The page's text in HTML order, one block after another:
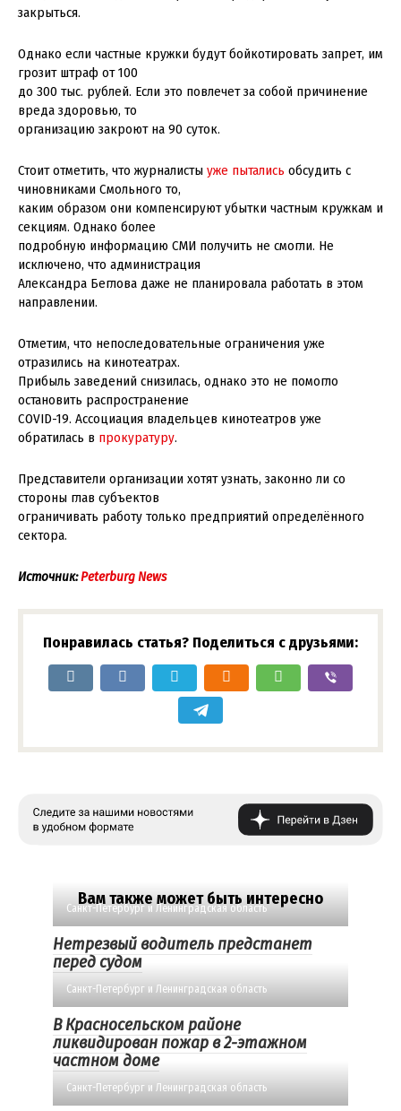
закрыться.
Однако если частные кружки будут бойкотировать запрет, им
грозит штраф от 100
до 300 тыс. рублей. Если это повлечет за собой причинение
вреда здоровью, то
организацию закроют на 90 суток.
Стоит отметить, что журналисты уже пытались обсудить с
чиновниками Смольного то,
каким образом они компенсируют убытки частным кружкам и
секциям. Однако более
подробную информацию СМИ получить не смогли. Не
исключено, что администрация
Александра Беглова даже не планировала работать в этом
направлении.
Отметим, что непоследовательные ограничения уже
отразились на кинотеатрах.
Прибыль заведений снизилась, однако это не помогло
остановить распространение
COVID-19. Ассоциация владельцев кинотеатров уже
обратилась в прокуратуру.
Представители организации хотят узнать, законно ли со
стороны глав субъектов
ограничивать работу только предприятий определённого
сектора.
Источник:Peterburg News
Понравилась статья? Поделиться с друзьями:
Вам также может быть интересно
Санкт-Петербург и Ленинградская область
Нетрезвый водитель предстанет
перед судом
Санкт-Петербург и Ленинградская область
В Красносельском районе
ликвидирован пожар в 2-этажном
частном доме
Санкт-Петербург и Ленинградская область